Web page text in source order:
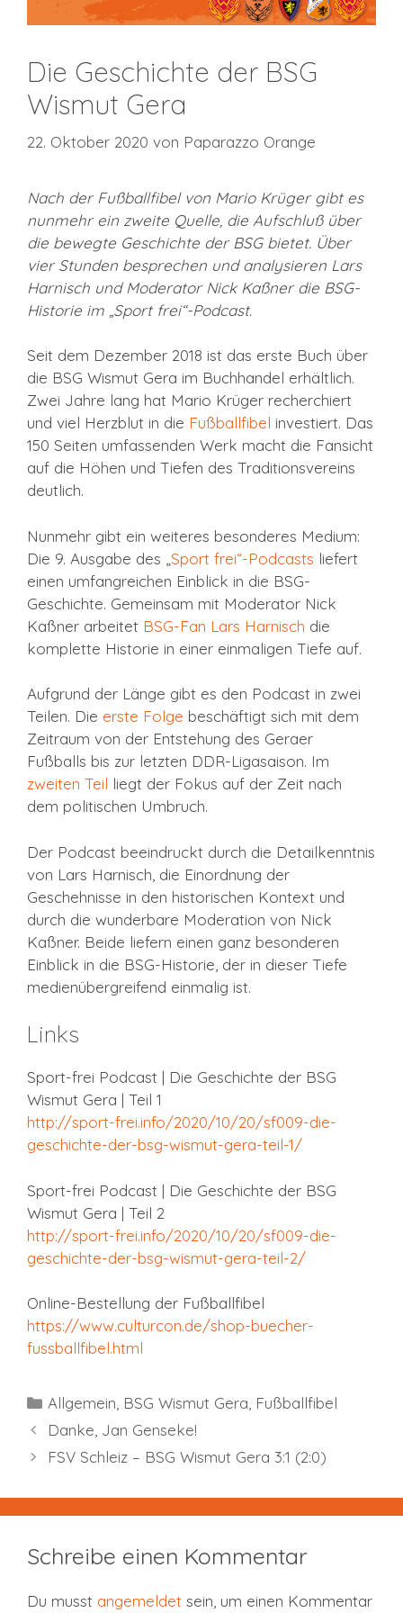
Die Geschichte der BSG
Wismut Gera
22. Oktober 2020 von Paparazzo Orange
Nach der Fußballfibel von Mario Krüger gibt es
nunmehr ein zweite Quelle, die Aufschluß über
die bewegte Geschichte der BSG bietet. Über
vier Stunden besprechen und analysieren Lars
Harnisch und Moderator Nick Kaßner die BSG-
Historie im „Sport frei“-Podcast.
Seit dem Dezember 2018 ist das erste Buch über
die BSG Wismut Gera im Buchhandel erhältlich.
Zwei Jahre lang hat Mario Krüger recherchiert
und viel Herzblut in die Fußballfibel investiert. Das
150 Seiten umfassenden Werk macht die Fansicht
auf die Höhen und Tiefen des Traditionsvereins
deutlich.
Nunmehr gibt ein weiteres besonderes Medium:
Die 9. Ausgabe des „ Sport frei“-Podcasts liefert
einen umfangreichen Einblick in die BSG-
Geschichte. Gemeinsam mit Moderator Nick
Kaßner arbeitet BSG-Fan Lars Harnisch die
komplette Historie in einer einmaligen Tiefe auf.
Aufgrund der Länge gibt es den Podcast in zwei
Teilen. Die erste Folge beschäftigt sich mit dem
Zeitraum von der Entstehung des Geraer
Fußballs bis zur letzten DDR-Ligasaison. Im
zweiten Teil liegt der Fokus auf der Zeit nach
dem politischen Umbruch.
Der Podcast beeindruckt durch die Detailkenntnis
von Lars Harnisch, die Einordnung der
Geschehnisse in den historischen Kontext und
durch die wunderbare Moderation von Nick
Kaßner. Beide liefern einen ganz besonderen
Einblick in die BSG-Historie, der in dieser Tiefe
medienübergreifend einmalig ist.
Links
Sport-frei Podcast | Die Geschichte der BSG
Wismut Gera | Teil 1
http://sport-frei.info/2020/10/20/sf009-die-
geschichte-der-bsg-wismut-gera-teil-1/
Sport-frei Podcast | Die Geschichte der BSG
Wismut Gera | Teil 2
http://sport-frei.info/2020/10/20/sf009-die-
geschichte-der-bsg-wismut-gera-teil-2/
Online-Bestellung der Fußballfibel
https://www.culturcon.de/shop-buecher-
fussballfibel.html
Kategorien
Allgemein BSG Wismut Gera Fußballfibel
Danke, Jan Genseke!
FSV Schleiz – BSG Wismut Gera 3:1 (2:0)
Schreibe einen Kommentar
Du musst angemeldet sein, um einen Kommentar